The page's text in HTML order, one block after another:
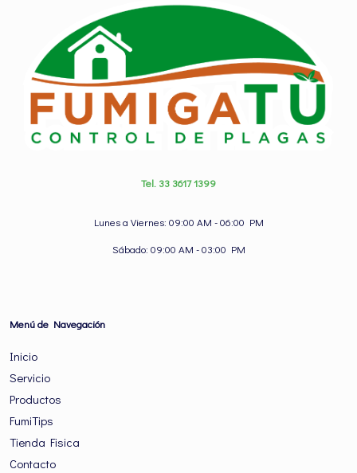
Tel. 33 3617 1399
Lunes a Viernes: 09:00 AM - 06:00 PM
Sábado: 09:00 AM - 03:00 PM
Menú de Navegación
Inicio
Servicio
Productos
FumiTips
Tienda Fisica
Contacto